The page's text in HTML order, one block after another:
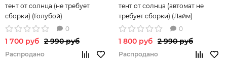
тент от солнца (не требует
сборки) (Голубой)
0
1 700 руб 2 990 руб
Распродано
тент от солнца (автомат не
требует сборки) (Лайм)
0
1 800 руб 2 990 руб
Распродано